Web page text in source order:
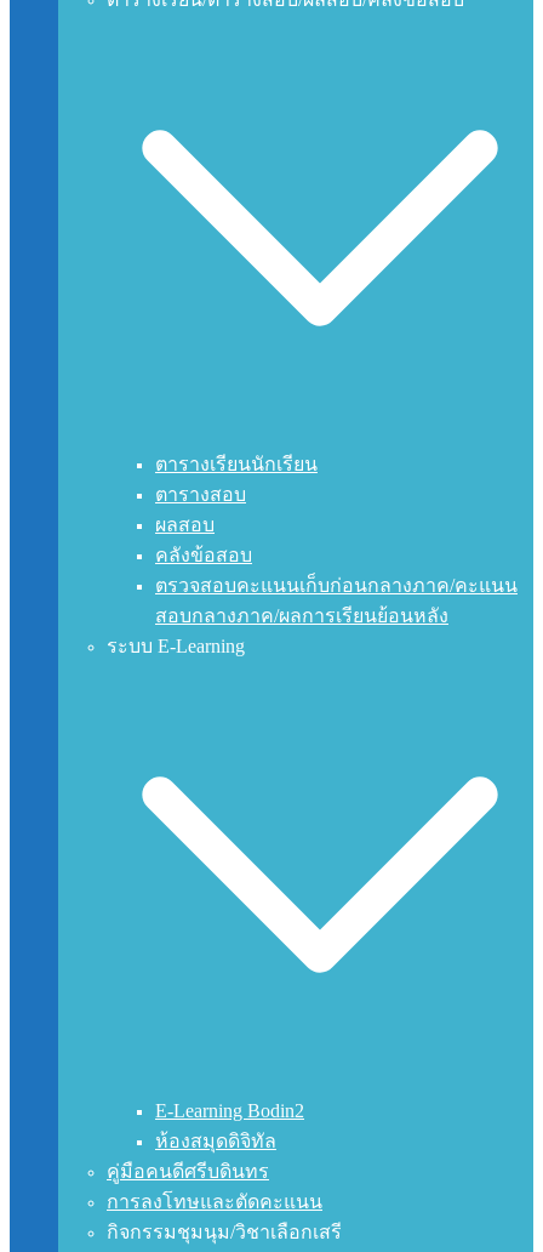
ตารางเรียนนักเรียน
ตารางสอบ
ผลสอบ
คลังข้อสอบ
ตรวจสอบคะแนนเก็บก่อนกลางภาค/คะแนน
สอบกลางภาค/ผลการเรียนย้อนหลัง
ระบบ E-Learning
E-Learning Bodin2
ห้องสมุดดิจิทัล
คู่มือคนดีศรีบดินทร
การลงโทษและตัดคะแนน
กิจกรรมชุมนุม/วิชาเลือกเสรี